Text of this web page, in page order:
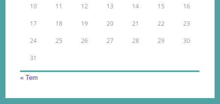
10 11 12 13 14 15 16
17 18 19 20 21 22 23
24 25 26 27 28 29 30
31
« Tem